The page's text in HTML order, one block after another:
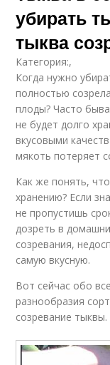
убирать
тыква
Категория:,
Когда нужно
полностью
плоды? Часто
не будет долго
вкусовыми
мякоть потеряет
Как же понять,
хранению? Если
не пропустишь
дозреть в
созревания,
самую вкусную.
Вот сейчас обо
разнообразия
созревание тыквы.